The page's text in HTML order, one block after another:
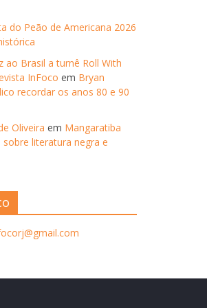
do Peão de Americana 2026
ao Brasil a turnê Roll With
InFoco em Bryan
recordar os anos 80 e 90
Oliveira em Mangaratiba
literatura negra e